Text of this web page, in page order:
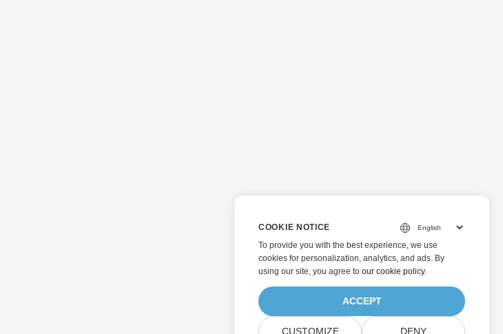
COOKIE NOTICE
To provide you with the best experience, we use
cookies for personalization, analytics, and ads. By
using our site, you agree to our cookie policy.
ACCEPT
CUSTOMIZE DENY